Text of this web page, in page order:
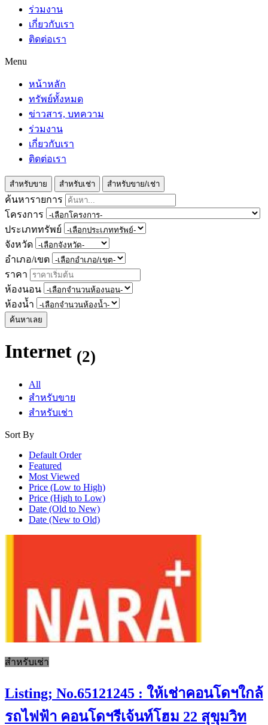
ร่วมงาน
เกี่ยวกับเรา
ติดต่อเรา
Menu
หน้าหลัก
ทรัพย์ทั้งหมด
ข่าวสาร, บทความ
ร่วมงาน
เกี่ยวกับเรา
ติดต่อเรา
สำหรับขาย สำหรับเช่า สำหรับขาย/เช่า
ค้นหารายการ
โครงการ
ประเภททรัพย์
จังหวัด
อำเภอ/เขต
ราคา
ห้องนอน
ห้องน้ำ
ค้นหาเลย
Internet (2)
All
สำหรับขาย
สำหรับเช่า
Sort By
Default Order
Featured
Most Viewed
Price (Low to High)
Price (High to Low)
Date (Old to New)
Date (New to Old)
สำหรับเช่า
Listing; No.65121245 : ให้เช่าคอนโดฯใกล้
รถไฟฟ้า คอนโดฯรีเจ้นท์โฮม 22 สุขุมวิท